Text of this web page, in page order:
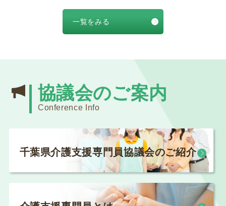
令和８年度 第１回通常総会資料を掲載しました。
令和8年度 専門研修課程Ⅱ・更新研修後期【第1期】
S1（参集）コースの皆様
instagram（インスタグラム）を始めました！
委員会活動
一覧をみる
協議会のご案内
Conference Info
千葉県介護支援専門員協議会のご紹介